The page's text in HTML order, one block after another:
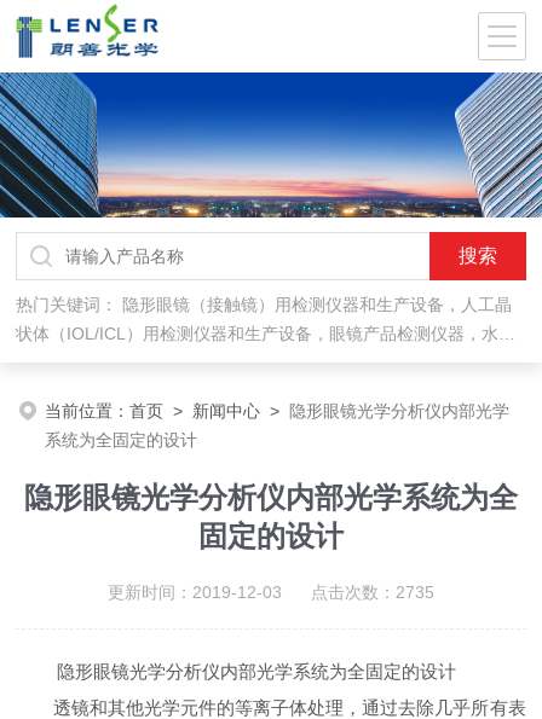
热门关键词： 隐形眼镜（接触镜）用检测仪器和生产设备，人工晶
状体（IOL/ICL）用检测仪器和生产设备，眼镜产品检测仪器，水气
当前位置：首页 > 新闻中心 > 隐形眼镜光学分析仪内部光学
系统为全固定的设计
隐形眼镜光学分析仪内部光学系统为全
固定的设计
更新时间：2019-12-03 点击次数：2735
隐形眼镜光学分析仪内部光学系统为全固定的设计
透镜和其他光学元件的等离子体处理，通过去除几乎所有表